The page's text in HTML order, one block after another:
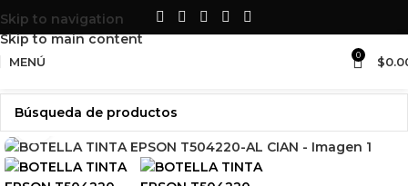
Skip to navigation
Skip to main content
MENÚ 0 $
Haga Click para agrandar
ACCESORIOSPARA TU SET UP